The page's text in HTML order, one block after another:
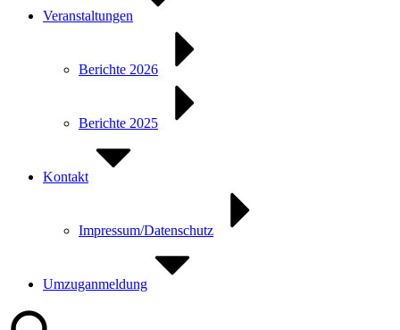
Veranstaltungen
Berichte 2026
Berichte 2025
Kontakt
Impressum/Datenschutz
Umzuganmeldung